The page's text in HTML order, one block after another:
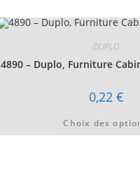
DUPLO
4890 – Duplo, Furniture
0,22 €
Choix des